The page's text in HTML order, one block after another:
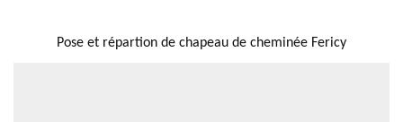
Pose et répartion de chapeau de cheminée Fericy